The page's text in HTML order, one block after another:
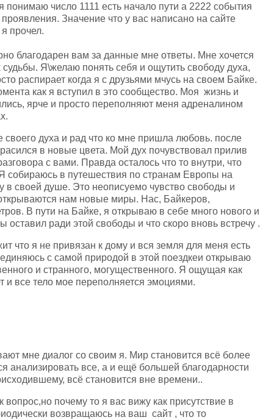
понимаю число 1111 есть начало пути а 2222 события
проявления. Значение что у вас написано на сайте
прочел.
благодарен вам за данные мне ответы. Мне хочется
Я\желаю понять себя и ощутить свободу духа,
распирает когда я с друзьями мчусь на своем Байке.
как я вступил в это сообщество. Моя жизнь и
ярче и просто переполняют меня адреналином
духа и рад что ко мне пришла любовь. после
в новые цвета. Мой дух почувствовал прилив
с вами. Правда осталось что то внутри, что
собираюсь в путешествия по странам Европы на
в своей душе. Это неописуемо чувство свободы и
нам новые миры. Нас, Байкеров,
В пути на Байке, я открываю в себе много нового и
оставил ради этой свободы и что скоро вновь встречу .
что я не привязан к дому и вся земля для меня есть
с самой природой в этой поездкеи открываю
и странного, могущественного. Я ощущая как
и все тело мое переполняется эмоциями.
мне диалог со своим я. Мир становится всё более
анализировать все, а и ещё большей благодарности
всё становится вне времени..
почему то я вас вижу как присутствие в
возвращаюсь на ваш сайт , что то